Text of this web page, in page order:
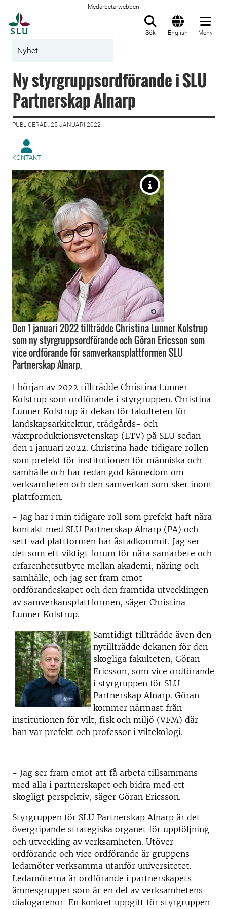
Medarbetarwebben
Sök English Meny
Nyhet
Ny styrgruppsordförande i SLU
Partnerskap Alnarp
PUBLICERAD: 25 JANUARI 2022
KONTAKT
Den 1 januari 2022 tillträdde Christina Lunner Kolstrup
som ny styrgruppsordförande och Göran Ericsson som
vice ordförande för samverkansplattformen SLU
Partnerskap Alnarp.
I början av 2022 tillträdde Christina Lunner
Kolstrup som ordförande i styrgruppen. Christina
Lunner Kolstrup är dekan för fakulteten för
landskapsarkitektur, trädgårds- och
växtproduktionsvetenskap (LTV) på SLU sedan
den 1 januari 2022. Christina hade tidigare rollen
som prefekt för institutionen för människa och
samhälle och har redan god kännedom om
verksamheten och den samverkan som sker inom
plattformen.
- Jag har i min tidigare roll som prefekt haft nära
kontakt med SLU Partnerskap Alnarp (PA) och
sett vad plattformen har åstadkommit. Jag ser
det som ett viktigt forum för nära samarbete och
erfarenhetsutbyte mellan akademi, näring och
samhälle, och jag ser fram emot
ordförandeskapet och den framtida utvecklingen
av samverkansplattformen, säger Christina
Lunner Kolstrup.
Samtidigt tillträdde även den
nytillträdde dekanen för den
skogliga fakulteten, Göran
Ericsson, som vice ordförande
i styrgruppen för SLU
Partnerskap Alnarp. Göran
kommer närmast från
institutionen för vilt, fisk och miljö (VFM) där
han var prefekt och professor i viltekologi.
- Jag ser fram emot att få arbeta tillsammans
med alla i partnerskapet och bidra med ett
skogligt perspektiv, säger Göran Ericsson.
Styrgruppen för SLU Partnerskap Alnarp är det
övergripande strategiska organet för uppföljning
och utveckling av verksamheten. Utöver
ordförande och vice ordförande är gruppens
ledamöter verksamma utanför universitetet.
Ledamöterna är ordförande i partnerskapets
ämnesgrupper som är en del av verksamhetens
dialogarenor En konkret uppgift för styrgruppen